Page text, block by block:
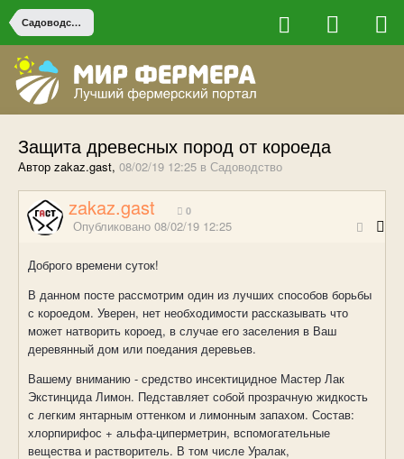
Садоводство
Защита древесных пород от короеда
Автор zakaz.gast, 08/02/19 12:25 в Садоводство
zakaz.gast 0
Опубликовано 08/02/19 12:25
Доброго времени суток!
В данном посте рассмотрим один из лучших способов борьбы
с короедом. Уверен, нет необходимости рассказывать что
может натворить короед, в случае его заселения в Ваш
деревянный дом или поедания деревьев.
Вашему вниманию - средство инсектицидное Мастер Лак
Экстинцида Лимон. Педставляет собой прозрачную жидкость
с легким янтарным оттенком и лимонным запахом. Состав:
хлорпирифос + альфа-циперметрин, вспомогательные
вещества и растворитель. В том числе Уралак,